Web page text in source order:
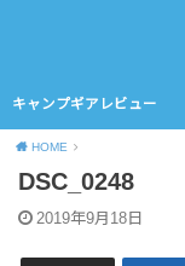
キャンプギアレビュー
HOME
DSC_0248
2019年9月18日